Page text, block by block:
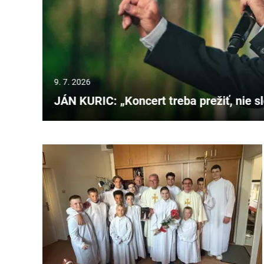
9. 7. 2026
Prečo vlaky v Lamači trúbia aj v noci?